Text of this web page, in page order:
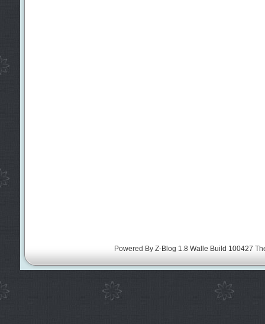
Powered By Z-Blog 1.8 Walle Build 100427